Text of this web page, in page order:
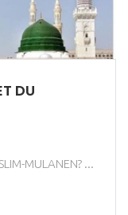
DU
MULANEN? ...